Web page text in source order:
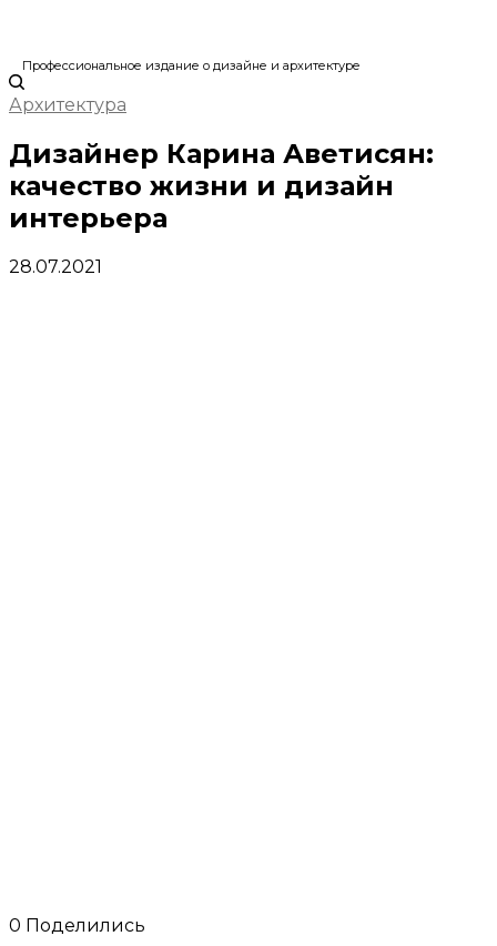
Профессиональное издание о дизайне и архитектуре
Архитектура
Дизайнер Карина Аветисян:
качество жизни и дизайн
интерьера
28.07.2021
0 Поделились